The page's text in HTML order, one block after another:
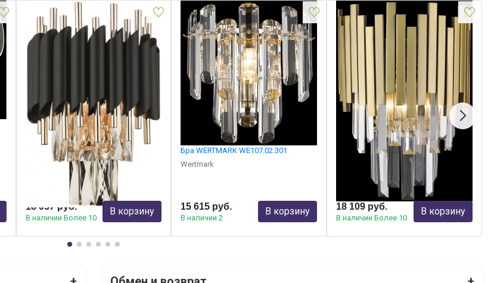
Бра WERTMARK WE138.02.021
Wertmark
18 057 руб.
В наличии Более 10
В корзину
Бра WERTMARK WE107.02.301
Wertmark
15 615 руб.
В наличии 2
В корзину
Бра WERTMARK WE137.02.501
18 109 руб.
В наличии Более 10
В корзину